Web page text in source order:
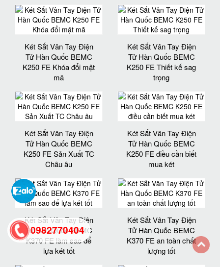
Két Sắt Vân Tay Điện
Tử Hàn Quốc BEMC
K250 FE Khóa đổi mật
mã
Két Sắt Vân Tay Điện
Tử Hàn Quốc BEMC
K250 FE Thiết kế sag
trọng
Két Sắt Vân Tay Điện
Tử Hàn Quốc BEMC
K250 FE Sản Xuất TC
Châu âu
Két Sắt Vân Tay Điện
Tử Hàn Quốc BEMC
K250 FE điều cần biết
mua két
Két Sắt Vân Tay Điện
Tử Hàn Quốc BEMC
K370 FE làm sao để
lựa két tốt
Két Sắt Vân Tay Điện
Tử Hàn Quốc BEMC
K370 FE an toàn chất
lượng tốt
0982770404